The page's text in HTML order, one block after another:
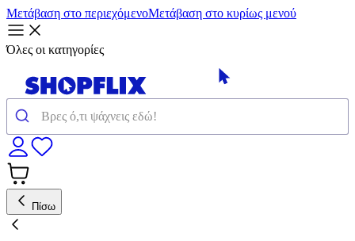
Μετάβαση στο περιεχόμενοΜετάβαση στο κυρίως μενού
Όλες οι κατηγορίες
Πίσω